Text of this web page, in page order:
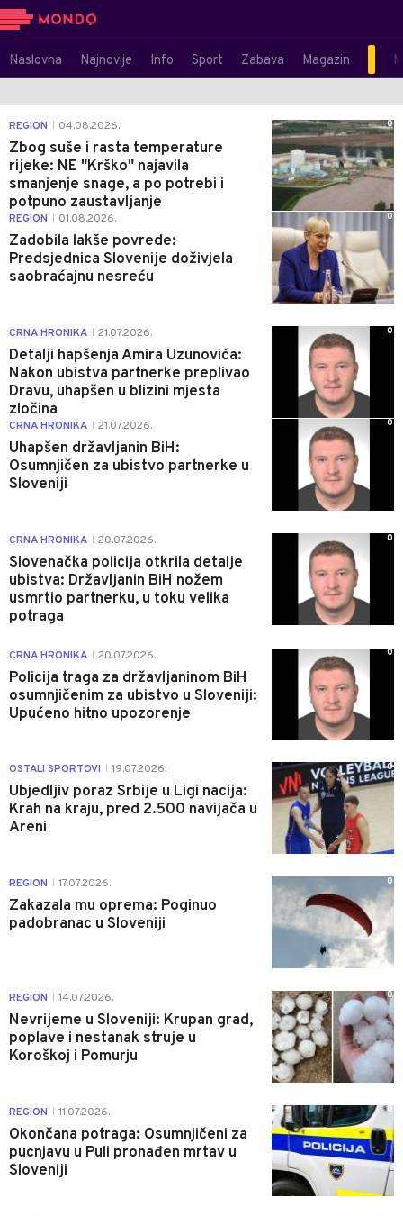
Naslovna Najnovije Info Sport Zabava Magazin
REGION 04.08.2026.
Zbog suše i rasta temperature
rijeke: NE "Krško" najavila
smanjenje snage, a po potrebi i
potpuno zaustavljanje
0
REGION 01.08.2026.
Zadobila lakše povrede:
Predsjednica Slovenije doživjela
saobraćajnu nesreću
0
CRNA HRONIKA 21.07.2026.
Detalji hapšenja Amira Uzunovića:
Nakon ubistva partnerke preplivao
Dravu, uhapšen u blizini mjesta
zločina
0
CRNA HRONIKA 21.07.2026.
Uhapšen državljanin BiH:
Osumnjičen za ubistvo partnerke u
Sloveniji
0
CRNA HRONIKA 20.07.2026.
Slovenačka policija otkrila detalje
ubistva: Državljanin BiH nožem
usmrtio partnerku, u toku velika
potraga
0
CRNA HRONIKA 20.07.2026.
Policija traga za državljaninom BiH
osumnjičenim za ubistvo u Sloveniji:
Upućeno hitno upozorenje
0
OSTALI SPORTOVI 19.07.2026.
Ubjedljiv poraz Srbije u Ligi nacija:
Krah na kraju, pred 2.500 navijača u
Areni
0
REGION 17.07.2026.
Zakazala mu oprema: Poginuo
padobranac u Sloveniji
0
REGION 14.07.2026.
Nevrijeme u Sloveniji: Krupan grad,
poplave i nestanak struje u
Koroškoj i Pomurju
0
REGION 11.07.2026.
Okončana potraga: Osumnjičeni za
pucnjavu u Puli pronađen mrtav u
Sloveniji
0